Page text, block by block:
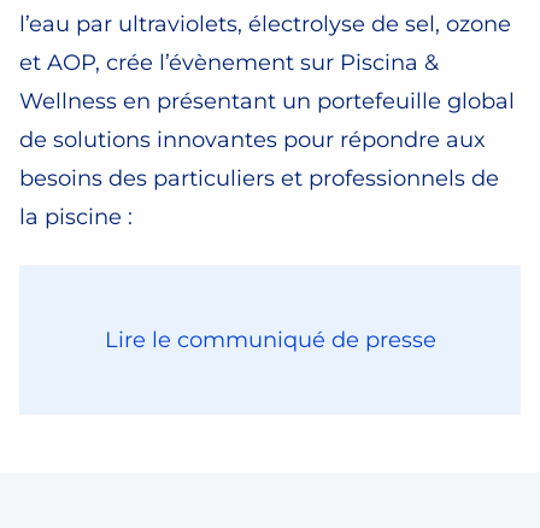
l’eau par ultraviolets, électrolyse de sel, ozone
et AOP, crée l’évènement sur Piscina &
Wellness en présentant un portefeuille global
de solutions innovantes pour répondre aux
besoins des particuliers et professionnels de
la piscine :
Lire le communiqué de presse